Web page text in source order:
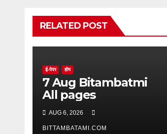
RELATED POST
ई-पेपर होम
7 Aug Bitambatmi
All pages
AUG 6, 2026
BITTAMBATAMI.COM